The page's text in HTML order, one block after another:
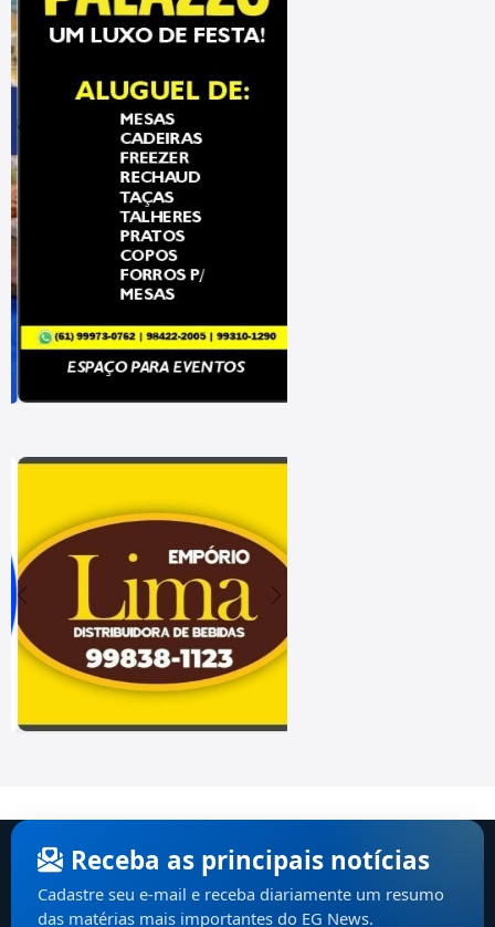
Receba as principais notícias
Cadastre seu e-mail e receba diariamente um resumo
das matérias mais importantes do EG News.